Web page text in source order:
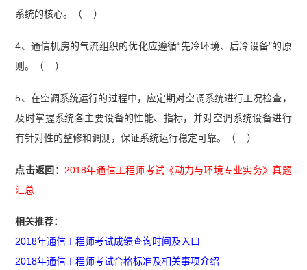
系统的核心。（ ）
4、通信机房的气流组织的优化应遵循“先冷环境、后冷设备”的原
则。（ ）
5、在空调系统运行的过程中，应定期对空调系统进行工况检查，
及时掌握系统各主要设备的性能、指标，并对空调系统设备进行
有针对性的整修和调测，保证系统运行稳定可靠。（ ）
点击返回： 2018年通信工程师考试《动力与环境专业实务》真题
汇总
相关推荐：
2018年通信工程师考试成绩查询时间及入口
2018年通信工程师考试合格标准及相关事项介绍